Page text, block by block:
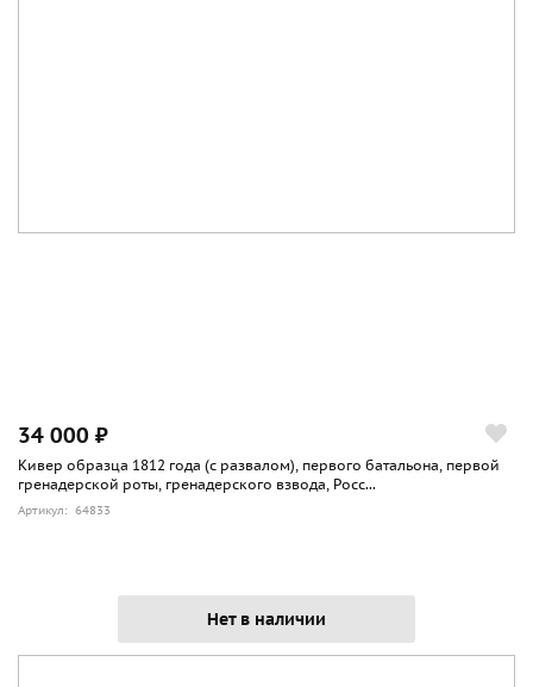
34 000 ₽
Кивер образца 1812 года (с развалом), первого батальона, первой
гренадерской роты, гренадерского взвода, Росс...
Артикул: 64833
Нет в наличии